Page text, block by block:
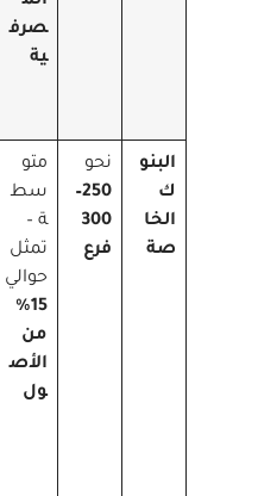
صرف
ية
البنو
ك
الخا
صة
نحو
250–
300
فرع
متو
سط
ة –
تمثل
حوالي
15%
من
الأص
ول